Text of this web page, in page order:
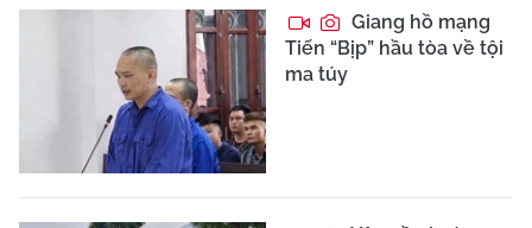
Giang hồ mạng
Tiến “Bịp” hầu tòa về tội
ma túy